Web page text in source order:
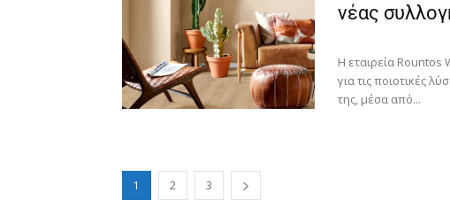
νέας
Η εταιρεία Rountos
για τις ποιοτικές
της, μέσα από...
1 2 3